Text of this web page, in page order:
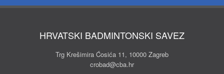
HRVATSKI BADMINTONSKI SAVEZ
Trg Krešimira Ćosića 11, 10000 Zagreb
crobad@cba.hr